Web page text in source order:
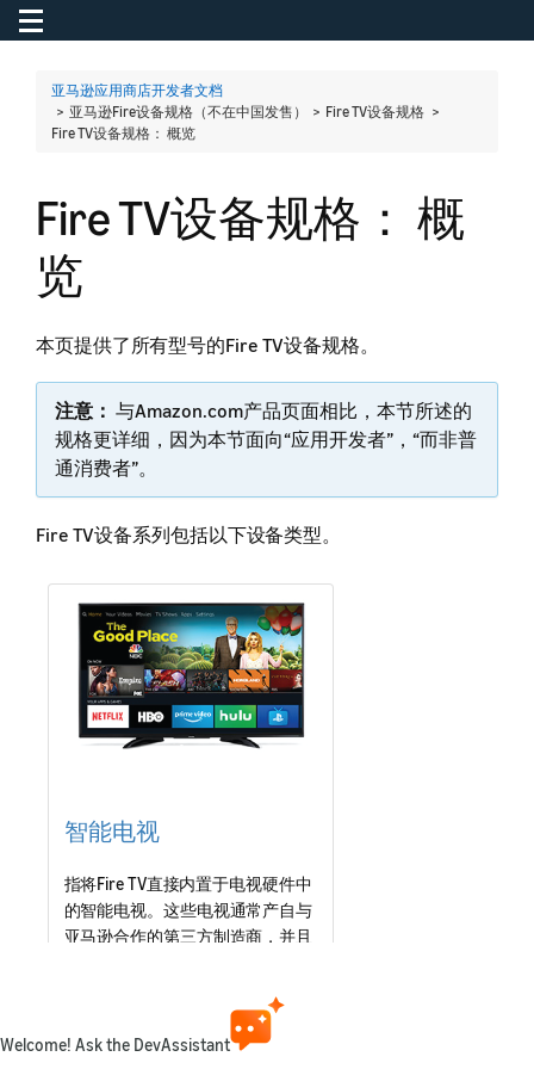
Toggle navigation
亚马逊应用商店开发者文档
> 亚马逊Fire设备规格（不在中国发售） > Fire TV设备规格 >
Fire TV设备规格： 概览
Fire TV设备规格： 概
览
本页提供了所有型号的Fire TV设备规格。
注意： 与Amazon.com产品页面相比，本节所述的
规格更详细，因为本节面向“应用开发者”，“而非普
通消费者”。
Fire TV设备系列包括以下设备类型。
智能电视
指将Fire TV直接内置于电视硬件中
的智能电视。这些电视通常产自与
亚马逊合作的第三方制造商，并且
Welcome! Ask the DevAssistant